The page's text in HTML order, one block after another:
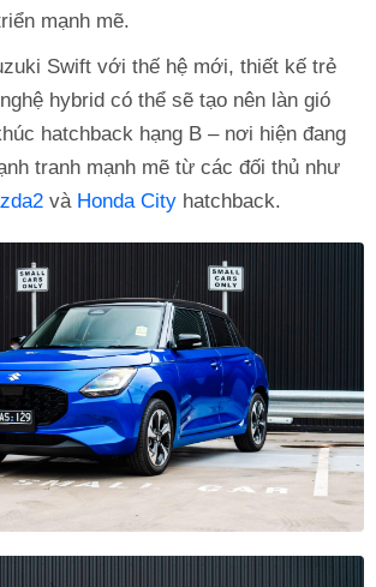
mạnh mẽ.
Swift với thế hệ mới, thiết kế trẻ
hybrid có thể sẽ tạo nên làn gió
hatchback hạng B – nơi hiện đang
tranh mạnh mẽ từ các đối thủ như
và Honda City hatchback.